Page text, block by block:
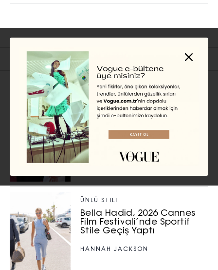
İlgili Başlıklar
ÜNLÜ STILI
Bella Hadid, 2026 Cannes
Film Festivali’ne Kardeşi
Anwar Hadid ile Katıldı
CHRISTIAN ALLAIRE
ÜNLÜ STILI
Bella Hadid, 2026 Cannes
Film Festivali’nde Sportif
Stile Geçiş Yaptı
HANNAH JACKSON